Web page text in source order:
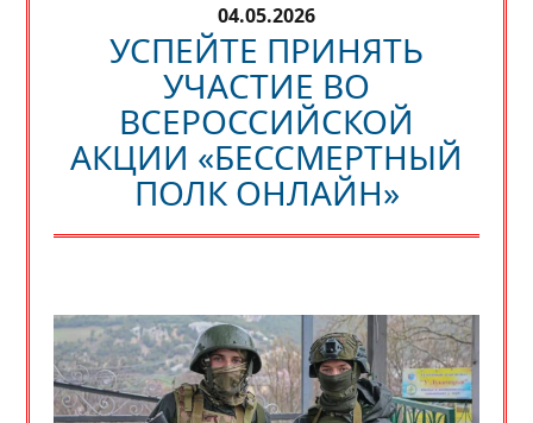
04.05.2026
УСПЕЙТЕ ПРИНЯТЬ
УЧАСТИЕ ВО
ВСЕРОССИЙСКОЙ
АКЦИИ «БЕССМЕРТНЫЙ
ПОЛК ОНЛАЙН»